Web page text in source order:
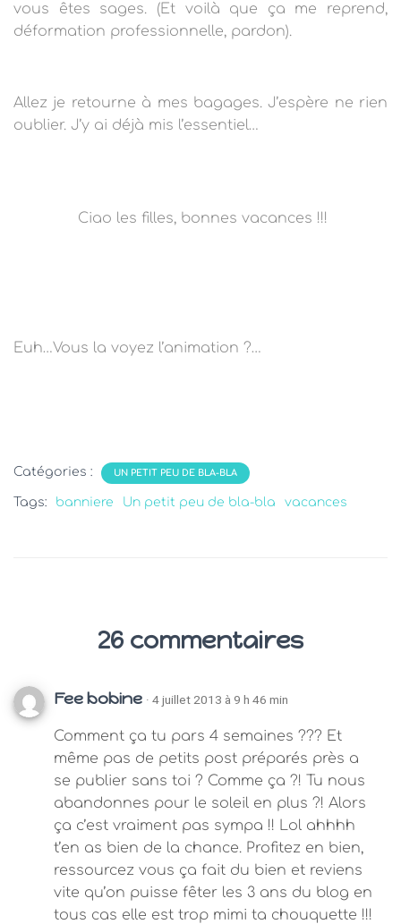
vous êtes sages. (Et voilà que ça me reprend,
déformation professionnelle, pardon).
Allez je retourne à mes bagages. J’espère ne rien
oublier. J’y ai déjà mis l’essentiel…
Ciao les filles, bonnes vacances !!!
Euh…Vous la voyez l’animation ?…
Catégories : UN PETIT PEU DE BLA-BLA
Tags: banniere Un petit peu de bla-bla vacances
26 commentaires
Fee bobine · 4 juillet 2013 à 9 h 46 min
Comment ça tu pars 4 semaines ??? Et
même pas de petits post préparés près a
se publier sans toi ? Comme ça ?! Tu nous
abandonnes pour le soleil en plus ?! Alors
ça c’est vraiment pas sympa !! Lol ahhhh
t’en as bien de la chance. Profitez en bien,
ressourcez vous ça fait du bien et reviens
vite qu’on puisse fêter les 3 ans du blog en
tous cas elle est trop mimi ta chouquette !!!